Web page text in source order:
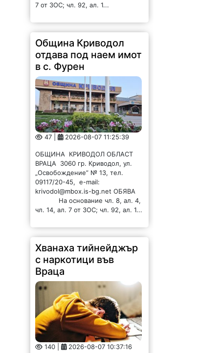
7 от ЗОС; чл. 92, ал. 1...
Община Криводол
отдава под наем имот
в с. Фурен
47 | 2026-08-07 11:25:39
ОБЩИНА КРИВОДОЛ ОБЛАСТ
ВРАЦА 3060 гр. Криводол, ул.
„Освобождение” № 13, тел.
09117/20-45, e-mail:
krivodol@mbox.is-bg.net ОБЯВА
На основание чл. 8, ал. 4,
чл. 14, ал. 7 от ЗОС; чл. 92, ал. 1...
Хванаха тийнейджър
с наркотици във
Враца
140 | 2026-08-07 10:37:16